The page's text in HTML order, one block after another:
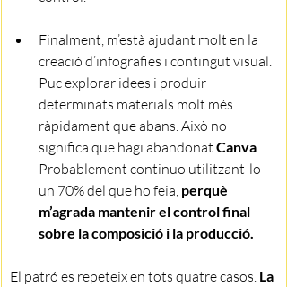
Finalment, m’està ajudant molt en la
creació d’infografies i contingut visual.
Puc explorar idees i produir
determinats materials molt més
ràpidament que abans. Això no
significa que hagi abandonat Canva
Probablement continuo utilitzant-lo
un 70% del que ho feia, perquè
m’agrada mantenir el control final
sobre la composició i la producció.
El patró es repeteix en tots quatre casos. La